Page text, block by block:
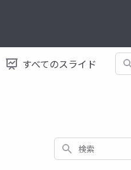
すべてのスライド 検索
検索